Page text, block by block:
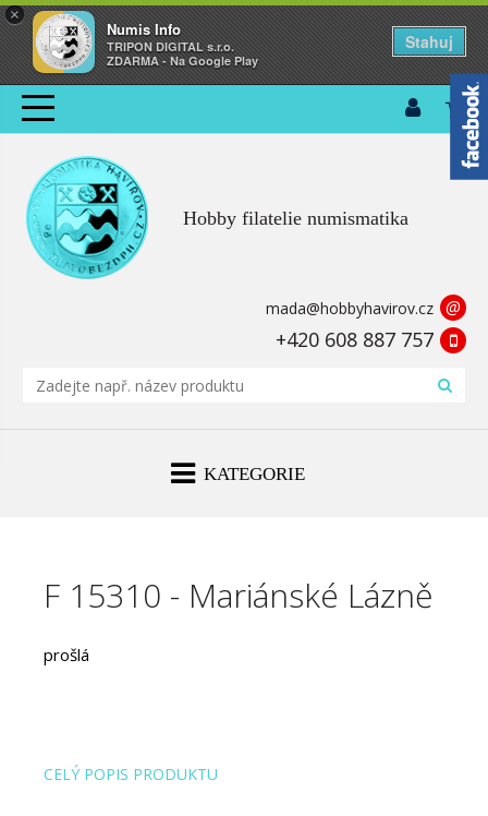
×
Numis Info
TRIPON DIGITAL s.r.o.
ZDARMA - Na Google Play
Stahuj
Hobby filatelie numismatika
mada@hobbyhavirov.cz @
+420 608 887 757
KATEGORIE
F 15310 - Mariánské Lázně
prošlá
CELÝ POPIS PRODUKTU